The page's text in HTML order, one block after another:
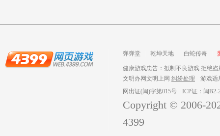
弹弹堂 乾坤天地 白蛇传奇
健康游戏忠告：抵制不良游戏 拒绝
文明办网文明上网 纠纷处理
游戏适
网出证(闽)字第015号
ICP证：闽B2-
Copyright © 2006-
4399